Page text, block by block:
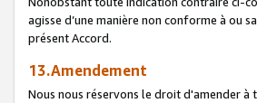
agisse d’une manière non conforme à ou
présent Accord.
13.Amendement
Nous nous réservons le droit d'amender